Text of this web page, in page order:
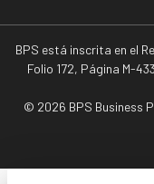
BPS está inscrita en el
Folio 172, Página M-
© 2026 BPS Business